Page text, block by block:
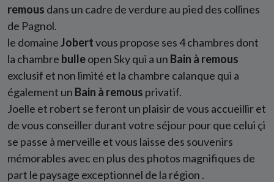
remous dans un cadre de verdure au pied des collines
de Pagnol.
le domaineJobertvous propose ses 4 chambres dont
la chambre bulleopen Sky qui a un Bain à remous
exclusif et non limité et la chambre calanque qui a
également un Bain à remous privatif.
Joelle et robert se feront un plaisir de vous accueillir et
de vous conseiller durant votre séjour pour que celui çi
se passe à merveille et vous laisse des souvenirs
mémorables avec en plus des photos magnifiques de
part le paysage exceptionnel de la région .